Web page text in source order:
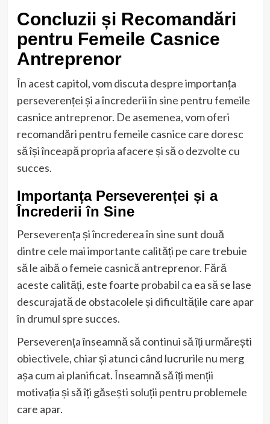
Concluzii și Recomandări
pentru Femeile Casnice
Antreprenor
În acest capitol, vom discuta despre importanța
perseverenței și a încrederii în sine pentru femeile
casnice antreprenor. De asemenea, vom oferi
recomandări pentru femeile casnice care doresc
să își înceapă propria afacere și să o dezvolte cu
succes.
Importanța Perseverenței și a
Încrederii în Sine
Perseverența și încrederea în sine sunt două
dintre cele mai importante calități pe care trebuie
să le aibă o femeie casnică antreprenor. Fără
aceste calități, este foarte probabil ca ea să se lase
descurajată de obstacolele și dificultățile care apar
în drumul spre succes.
Perseverența înseamnă să continui să îți urmărești
obiectivele, chiar și atunci când lucrurile nu merg
așa cum ai planificat. Înseamnă să îți menții
motivația și să îți găsești soluții pentru problemele
care apar.